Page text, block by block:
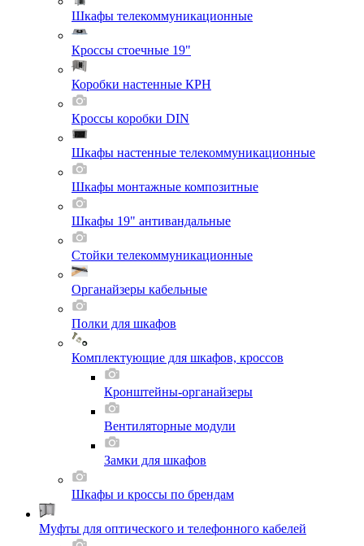
Шкафы телекоммуникационные
Кроссы стоечные 19"
Коробки настенные КРН
Кроссы коробки DIN
Шкафы настенные телекоммуникационные
Шкафы монтажные композитные
Шкафы 19" антивандальные
Стойки телекоммуникационные
Органайзеры кабельные
Полки для шкафов
Комплектующие для шкафов, кроссов
Кронштейны-органайзеры
Вентиляторные модули
Замки для шкафов
Шкафы и кроссы по брендам
Муфты для оптического и телефонного кабелей